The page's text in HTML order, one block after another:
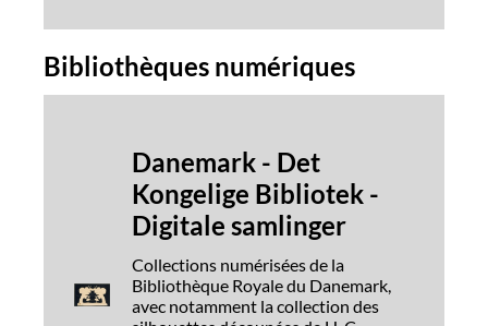
Bibliothèques numériques
Danemark - Det
Kongelige Bibliotek -
Digitale samlinger
Collections numérisées de la
Bibliothèque Royale du Danemark,
avec notamment la collection des